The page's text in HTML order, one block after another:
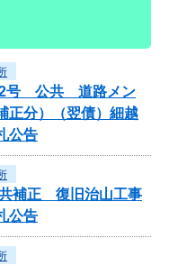
2号 公共 道路メン
正分）（翌債）細越
公告
補正 復旧治山工事
公告